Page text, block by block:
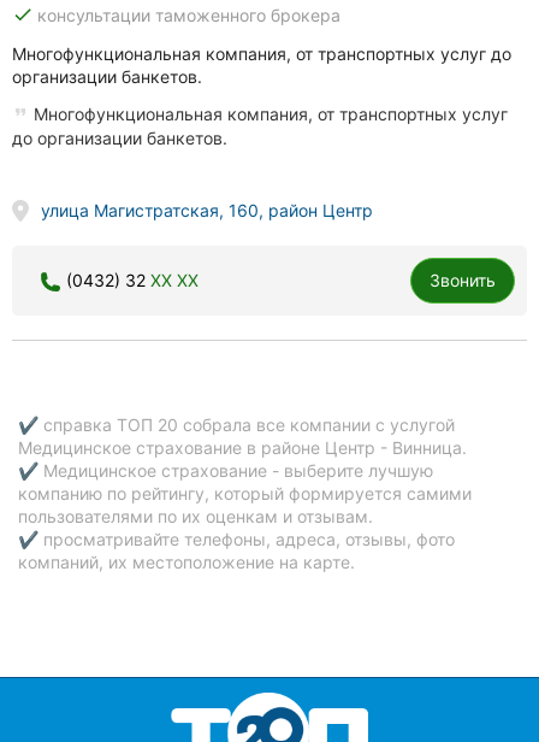
done консультации таможенного брокера
Многофункциональная компания, от транспортных услуг до
организации банкетов.
Многофункциональная компания, от транспортных услуг
до организации банкетов.
улица Магистратская, 160, район Центр
(0432) 32 XX XX Звонить
✔ справка ТОП 20 собрала все компании с услугой
Медицинское страхование в районе Центр - Винница.
✔ Медицинское страхование - выберите лучшую
компанию по рейтингу, который формируется самими
пользователями по их оценкам и отзывам.
✔ просматривайте телефоны, адреса, отзывы, фото
компаний, их местоположение на карте.